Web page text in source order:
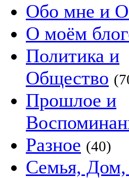
Обо мне и О
О моём
Политика и
Общество
Прошлое и
Разное (40)
Семья,